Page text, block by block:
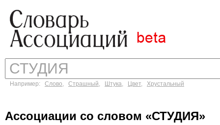
Например: Слово, Страшный, Штука, Цвет, Хрустальный
Ассоциации со словом «СТУДИЯ»